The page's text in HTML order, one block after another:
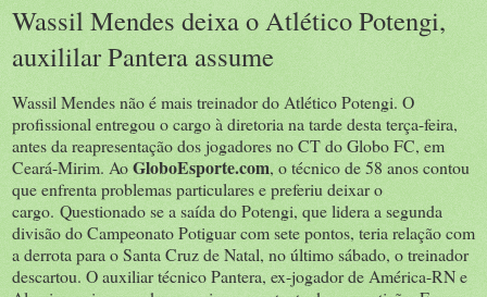
Wassil Mendes deixa o Atlético Potengi,
auxililar Pantera assume
Wassil Mendes não é mais treinador do Atlético Potengi. O
profissional entregou o cargo à diretoria na tarde desta terça-feira,
antes da reapresentação dos jogadores no CT do Globo FC, em
Ceará-Mirim. AoGloboEsporte.com, o técnico de 58 anos contou
que enfrenta problemas particulares e preferiu deixar o
cargo. Questionado se a saída do Potengi, que lidera a segunda
divisão do Campeonato Potiguar com sete pontos, teria relação com
a derrota para o Santa Cruz de Natal, no último sábado, o treinador
descartou. O auxiliar técnico Pantera, ex-jogador de América-RN e